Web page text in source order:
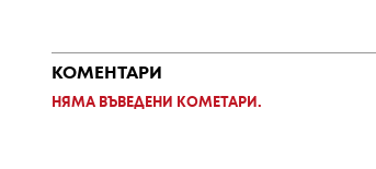
КОМЕНТАРИ
НЯМА ВЪВЕДЕНИ КОМЕТАРИ.